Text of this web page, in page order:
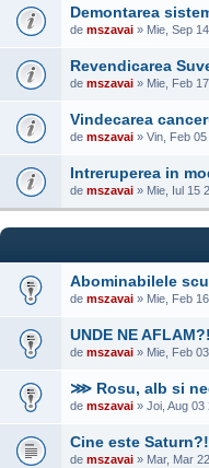
Demontarea
de mszavai » Mie, Sep
Revendicarea
de mszavai » Mie, Feb
Vindecarea
de mszavai » Vin, Feb
Intreruperea in
de mszavai » Mie, Iul 15
Abominabilele
de mszavai » Mie, Feb
UNDE NE
de mszavai » Mie, Feb
⋙ Rosu, alb si
de mszavai » Joi, Aug 03
Cine este Saturn?!
de mszavai » Mar, Mar